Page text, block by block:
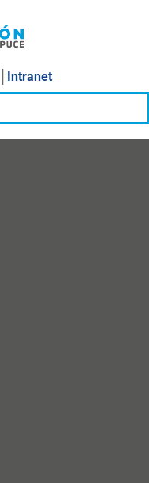
Intranet